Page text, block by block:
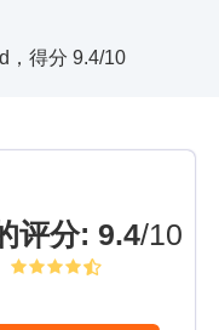
，得分 9.4/10
评分: 9.4/10